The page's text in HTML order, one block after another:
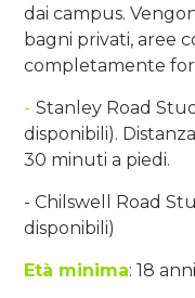
dai campus.
bagni privati, aree
completamente
- Stanley Road
disponibili).
30 minuti a piedi.
- Chilswell Road
disponibili)
Età minima: 18 anni